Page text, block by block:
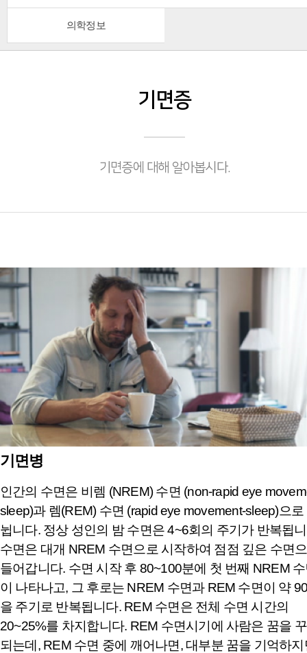
의학정보
기면증
기면증에 대해 알아봅시다.
기면병
인간의 수면은 비렘 (NREM) 수면 (non-rapid eye
sleep)과 렘(REM) 수면 (rapid eye movement-sleep)으로
뉩니다. 정상 성인의 밤 수면은 4~6회의 주기가 반복됩
수면은 대개 NREM 수면으로 시작하여 점점 깊은 수면
들어갑니다. 수면 시작 후 80~100분에 첫 번째 NREM
이 나타나고, 그 후로는 NREM 수면과 REM 수면이 약
을 주기로 반복됩니다. REM 수면은 전체 수면 시간의
20~25%를 차지합니다. REM 수면시기에 사람은 꿈을
되는데, REM 수면 중에 깨어나면, 대부분 꿈을 기억하지